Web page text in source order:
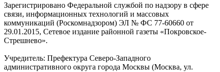
Зарегистрировано Федеральной службой по надзору в сфере
связи, информационных технологий и массовых
коммуникаций (Роскомнадзором) ЭЛ № ФС 77-60660 от
29.01.2015, Сетевое издание районной газеты «Покровское-
Стрешнево».
Учредитель: Префектура Северо-Западного
административного округа города Москвы (Москва, ул.